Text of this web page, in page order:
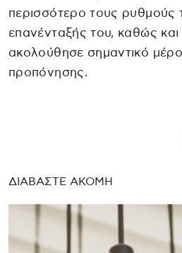
περισσότερο τους ρυθμούς
επανένταξής του, καθώς
ακολούθησε σημαντικό
προπόνησης.
ΔΙΑΒΑΣΤΕ ΑΚΟΜΗ